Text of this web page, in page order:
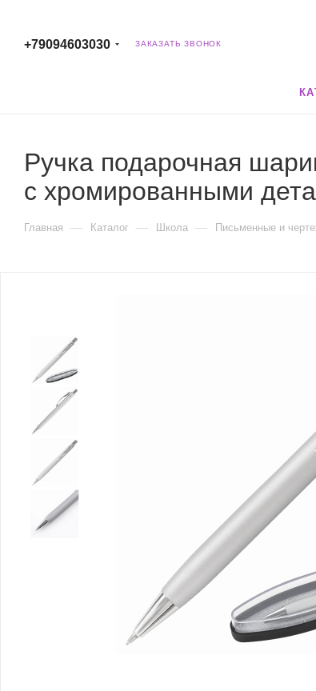
+79094603030 ЗАКАЗАТЬ ЗВОНОК
Ручка подарочная
с хромированными
Главная — Каталог — Школа — Письменные и